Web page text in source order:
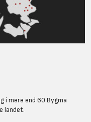
i mere end 60 Bygma
landet.